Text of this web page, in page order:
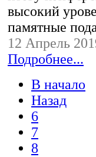
высокий
памятные
12 Апрель
Подробнее...
В начало
Назад
6
7
8